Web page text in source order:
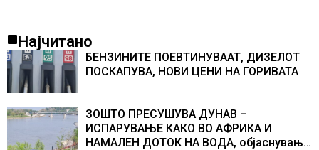
Најчитано
БЕНЗИНИТЕ ПОЕВТИНУВААТ, ДИЗЕЛОТ
ПОСКАПУВА, НОВИ ЦЕНИ НА ГОРИВАТА
ЗОШТО ПРЕСУШУВА ДУНАВ –
ИСПАРУВАЊЕ КАКО ВО АФРИКА И
НАМАЛЕН ДОТОК НА ВОДА, објаснување